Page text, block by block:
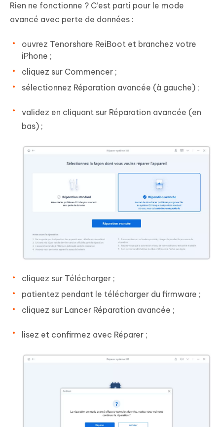
Rien ne fonctionne ? C’est parti pour le mode
avancé avec perte de données :
ouvrez Tenorshare ReiBoot et branchez votre
iPhone ;
cliquez sur Commencer ;
sélectionnez Réparation avancée (à gauche) ;
validez en cliquant sur Réparation avancée (en
bas) ;
cliquez sur Télécharger ;
patientez pendant le télécharger du firmware ;
cliquez sur Lancer Réparation avancée ;
lisez et confirmez avec Réparer ;